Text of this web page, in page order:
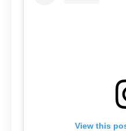
View this